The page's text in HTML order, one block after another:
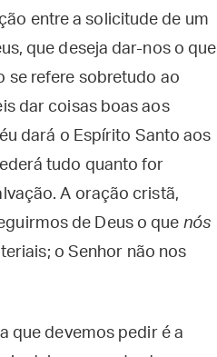
entre a solicitude de um
que deseja dar-nos o que
se refere sobretudo ao
dar coisas boas aos
dará o Espírito Santo aos
tudo quanto for
A oração cristã,
de Deus o que nós
o Senhor não nos
que devemos pedir é a